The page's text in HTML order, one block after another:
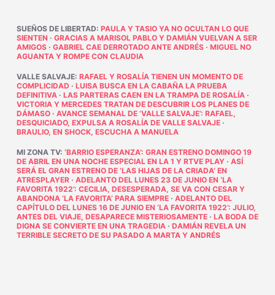
SUEÑOS DE LIBERTAD: PAULA Y TASIO YA NO OCULTAN LO QUE
SIENTEN · GRACIAS A MARISOL PABLO Y DAMIÁN VUELVAN A SER
AMIGOS· GABRIEL CAE DERROTADO ANTE ANDRÉS· MIGUEL NO
AGUANTA Y ROMPE CON CLAUDIA
VALLE SALVAJE: RAFAEL Y ROSALÍA TIENEN UN MOMENTO DE
COMPLICIDAD · LUISA BUSCA EN LA CABAÑA LA PRUEBA
DEFINITIVA· LAS PARTERAS CAEN EN LA TRAMPA DE ROSALÍA·
VICTORIA Y MERCEDES TRATAN DE DESCUBRIR LOS PLANES DE
DÁMASO· AVANCE SEMANAL DE ‘VALLE SALVAJE’: RAFAEL,
DESQUICIADO, EXPULSA A ROSALÍA DE VALLE SALVAJE·
BRAULIO, EN SHOCK, ESCUCHA A MANUELA
MI ZONA TV: ‘BARRIO ESPERANZA’: GRAN ESTRENO DOMINGO 19
DE ABRIL EN UNA NOCHE ESPECIAL EN LA 1 Y RTVE PLAY· ASÍ
SERÁ EL GRAN ESTRENO DE ‘LAS HIJAS DE LA CRIADA’ EN
ATRESPLAYER· ADELANTO DEL LUNES 23 DE JUNIO EN ‘LA
FAVORITA 1922’: CECILIA, DESESPERADA, SE VA CON CESAR Y
ABANDONA ‘LA FAVORITA’ PARA SIEMPRE· ADELANTO DEL
CAPÍTULO DEL LUNES 16 DE JUNIO EN ‘LA FAVORITA 1922’: JULIO,
ANTES DEL VIAJE, DESAPARECE MISTERIOSAMENTE· LA BODA DE
DIGNA SE CONVIERTE EN UNA TRAGEDIA· DAMIÁN REVELA UN
TERRIBLE SECRETO DE SU PASADO A MARTA Y ANDRÉS